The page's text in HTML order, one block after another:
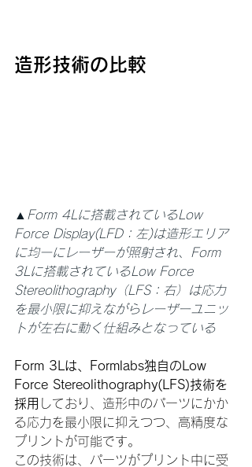
造形技術の比較
▲Form 4Lに搭載されているLow
Force Display(LFD：左)は造形エリア
に均一にレーザーが照射され、Form
3Lに搭載されているLow Force
Stereolithography（LFS：右）は応力
を最小限に抑えながらレーザーユニッ
トが左右に動く仕組みとなっている
Form 3Lは、Formlabs独自のLow
Force Stereolithography(LFS)技術を
採用 しており、造形中のパーツにかか
る応力を最小限に抑えつつ、高精度な
プリントが可能です。
この技術は、パーツがプリント中に受